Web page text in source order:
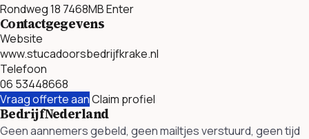
Rondweg 18 7468MB Enter
Contactgegevens
Website
www.stucadoorsbedrijfkrake.nl
Telefoon
06 53448668
Vraag offerte aanClaim profiel
BedrijfNederland
Geen aannemers gebeld, geen mailtjes verstuurd, geen tijd